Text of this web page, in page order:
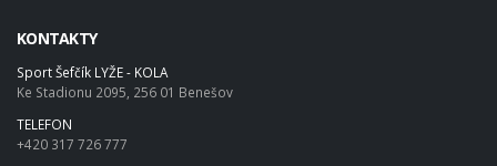
KONTAKTY
Sport Šefčík LYŽE - KOLA
Ke Stadionu 2095, 256 01 Benešov
TELEFON
+420 317 726 777